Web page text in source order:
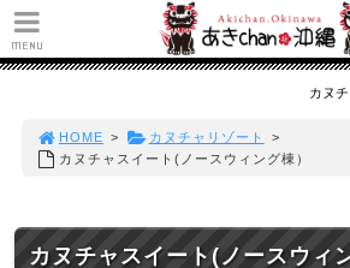
カヌ
HOME > カヌチャリゾート
>
カヌチャスイート(ノースウィング棟）
カヌチャスイート(ノースウィ
MENU